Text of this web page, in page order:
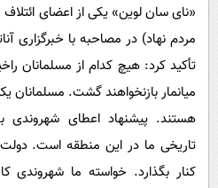
«نای سان لوین» یکی از اعضای
مردم نهاد) در مصاحبه با خبرگزاری
تأکید کرد: هیچ کدام از مسلمانان
میانمار بازنخواهند گشت. مسلمانان
هستند. پیشنهاد اعطای شهروندی
تاریخی ما در این منطقه است. دولت
کنار بگذارد. خواسته ما